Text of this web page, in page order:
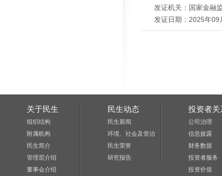
发证机关：国家金融监
发证日期：2025年09
关于民生
组织结构
附属机构
民生简介
管理层介绍
董事会介绍
民生动态
民生新闻
环境、社会及管治
民生荣誉
研究报告
投资者关
公司治理
信息披露
财务数据
投资者服务
投资价值